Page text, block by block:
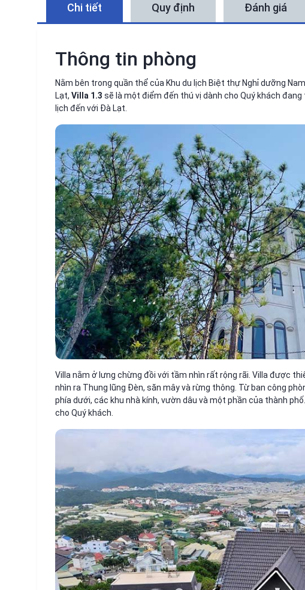
Chi tiết Quy định Đánh giá
Thông tin phòng
Nằm bên trong quần thể của Khu du lịch Biệt thự Nghỉ dưỡng
Lạt, Villa 1.3 sẽ là một điểm đến thú vị dành cho Quý khách
lịch đến với Đà Lạt.
Villa nằm ở lưng chừng đồi với tầm nhìn rất rộng rãi. Villa được
nhìn ra Thung lũng Đèn, săn mây và rừng thông. Từ ban công
phía dưới, các khu nhà kính, vườn dâu và một phần của thành
cho Quý khách.